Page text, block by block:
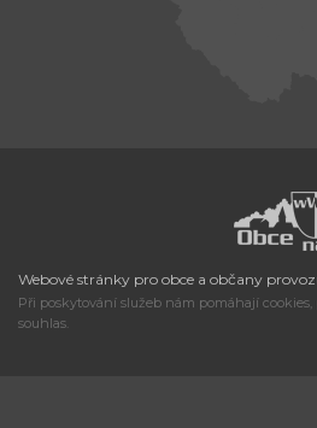
Webové stránky pro obce a občany
Při poskytování služeb nám pomáhají
souhlas.